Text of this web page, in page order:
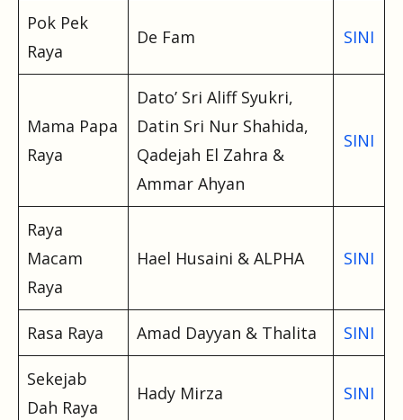
Pok Pek
Raya
De Fam SINI
Mama Papa
Raya
Dato’ Sri Aliff Syukri,
Datin Sri Nur Shahida,
Qadejah El Zahra &
Ammar Ahyan
SINI
Raya
Macam
Raya
Hael Husaini & ALPHA SINI
Rasa Raya Amad Dayyan & Thalita SINI
Sekejab
Dah Raya
Hady Mirza SINI